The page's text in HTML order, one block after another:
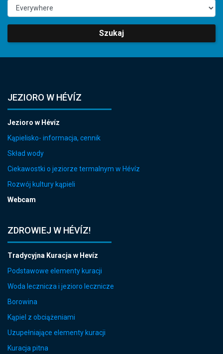
Szukaj
JEZIORO W HÉVÍZ
Jezioro w Hévíz
Kąpielisko- informacja, cennik
Skład wody
Ciekawostki o jeziorze termalnym w Hévíz
Rozwój kultury kąpieli
Webcam
ZDROWIEJ W HÉVÍZ!
Tradycyjna Kuracja w Hevíz
Podstawowe elementy kuracji
Woda lecznicza i jezioro lecznicze
Borowina
Kąpiel z obciążeniami
Uzupełniające elementy kuracji
Kuracja pitna